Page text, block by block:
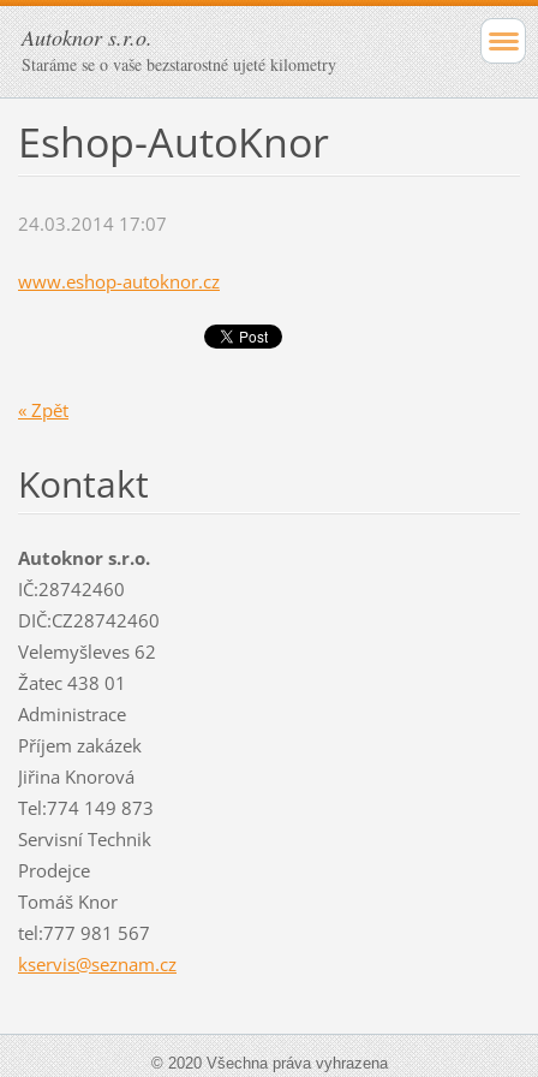
Autoknor s.r.o.
Staráme se o vaše bezstarostné ujeté kilometry
Eshop-AutoKnor
24.03.2014 17:07
www.eshop-autoknor.cz
« Zpět
Kontakt
Autoknor s.r.o.
IČ:28742460
DIČ:CZ28742460
Velemyšleves 62
Žatec 438 01
Administrace
Příjem zakázek
Jiřina Knorová
Tel:774 149 873
Servisní Technik
Prodejce
Tomáš Knor
tel:777 981 567
kservis@seznam.cz
© 2020 Všechna práva vyhrazena